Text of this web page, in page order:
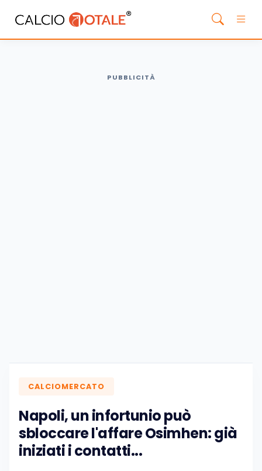
PUBBLICITÀ
CALCIOMERCATO
Napoli, un infortunio può
sbloccare l'affare Osimhen: già
iniziati i contatti...